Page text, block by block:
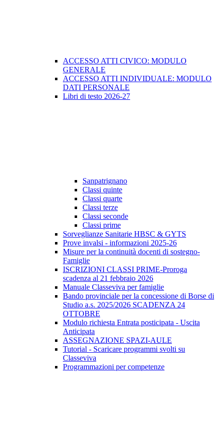
ACCESSO ATTI CIVICO: MODULO
GENERALE
ACCESSO ATTI INDIVIDUALE: MODULO
DATI PERSONALE
Libri di testo 2026-27
Sanpatrignano
Classi quinte
Classi quarte
Classi terze
Classi seconde
Classi prime
Sorveglianze Sanitarie HBSC & GYTS
Prove invalsi - informazioni 2025-26
Misure per la continuità docenti di sostegno-
Famiglie
ISCRIZIONI CLASSI PRIME-Proroga
scadenza al 21 febbraio 2026
Manuale Classeviva per famiglie
Bando provinciale per la concessione di Borse di
Studio a.s. 2025/2026 SCADENZA 24
OTTOBRE
Modulo richiesta Entrata posticipata - Uscita
Anticipata
ASSEGNAZIONE SPAZI-AULE
Tutorial - Scaricare programmi svolti su
Classeviva
Programmazioni per competenze